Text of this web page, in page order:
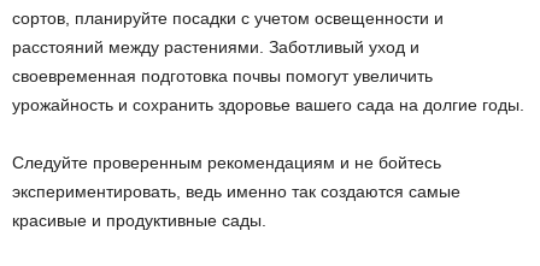
сортов, планируйте посадки с учетом освещенности и
расстояний между растениями. Заботливый уход и
своевременная подготовка почвы помогут увеличить
урожайность и сохранить здоровье вашего сада на долгие годы.
Следуйте проверенным рекомендациям и не бойтесь
экспериментировать, ведь именно так создаются самые
красивые и продуктивные сады.